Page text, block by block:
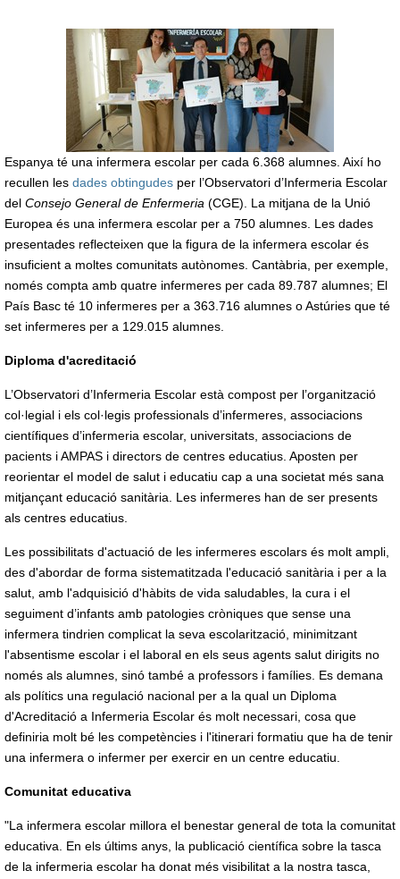
Espanya té una infermera escolar per cada 6.368 alumnes. Així ho
recullen les dades obtingudes per l’Observatori d’Infermeria Escolar
del Consejo General de Enfermeria (CGE). La mitjana de la Unió
Europea és una infermera escolar per a 750 alumnes. Les dades
presentades reflecteixen que la figura de la infermera escolar és
insuficient a moltes comunitats autònomes. Cantàbria, per exemple,
només compta amb quatre infermeres per cada 89.787 alumnes; El
País Basc té 10 infermeres per a 363.716 alumnes o Astúries que té
set infermeres per a 129.015 alumnes.
Diploma d'acreditació
L’Observatori d’Infermeria Escolar està compost per l’organització
col·legial i els col·legis professionals d’infermeres, associacions
científiques d’infermeria escolar, universitats, associacions de
pacients i AMPAS i directors de centres educatius. Aposten per
reorientar el model de salut i educatiu cap a una societat més sana
mitjançant educació sanitària. Les infermeres han de ser presents
als centres educatius.
Les possibilitats d'actuació de les infermeres escolars és molt ampli,
des d'abordar de forma sistematitzada l'educació sanitària i per a la
salut, amb l'adquisició d'hàbits de vida saludables, la cura i el
seguiment d’infants amb patologies cròniques que sense una
infermera tindrien complicat la seva escolarització, minimitzant
l'absentisme escolar i el laboral en els seus agents salut dirigits no
només als alumnes, sinó també a professors i famílies. Es demana
als polítics una regulació nacional per a la qual un Diploma
d'Acreditació a Infermeria Escolar és molt necessari, cosa que
definiria molt bé les competències i l'itinerari formatiu que ha de tenir
una infermera o infermer per exercir en un centre educatiu.
Comunitat educativa
"La infermera escolar millora el benestar general de tota la comunitat
educativa. En els últims anys, la publicació científica sobre la tasca
de la infermeria escolar ha donat més visibilitat a la nostra tasca,